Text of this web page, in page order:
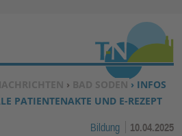
Inhalt springen ↓
› BAD SODEN › INFOS
PATIENTENAKTE UND E-REZEPT
Bildung 10.04.2025